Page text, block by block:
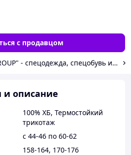
с продавцом
Продавец ТОО "ERTIS GROUP" -
и описание
100% ХБ, Термостойкий
трикотаж
с 44-46 по 60-62
158-164, 170-176